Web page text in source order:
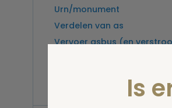
Urn/monument
Verdelen van as
Vervoer asbus (en
Is